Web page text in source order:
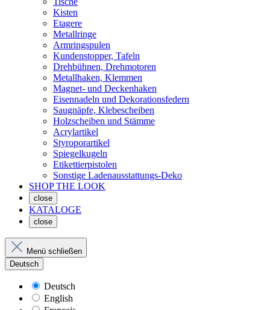
Kisten
Etagere
Metallringe
Armringspulen
Kundenstopper, Tafeln
Drehbühnen, Drehmotoren
Metallhaken, Klemmen
Magnet- und Deckenhaken
Eisennadeln und Dekorationsfedern
Saugnäpfe, Klebescheiben
Holzscheiben und Stämme
Acrylartikel
Styroporartikel
Spiegelkugeln
Etikettierpistolen
Sonstige Ladenausstattungs-Deko
SHOP THE LOOK
close
KATALOGE
close
Menü schließen
Deutsch
Deutsch
English